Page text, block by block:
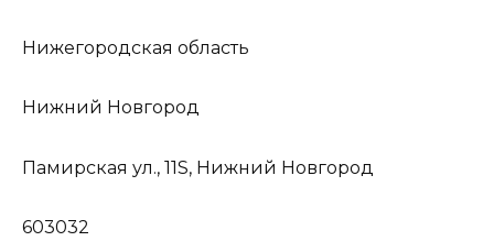
Нижегородская область
Нижний Новгород
Памирская ул., 11S, Нижний Новгород
603032